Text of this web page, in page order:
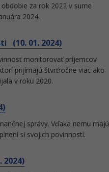
za rok 2022 v sume
2024.
(10. 01. 2024)
monitorovať príjemcov
prijímajú štvrťročne viac ako
v roku 2020.
správy. Vďaka nemu majú
si svojich povinností.